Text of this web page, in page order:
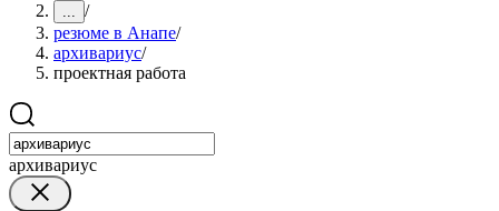
... /
резюме в Анапе/
архивариус/
проектная работа
архивариус